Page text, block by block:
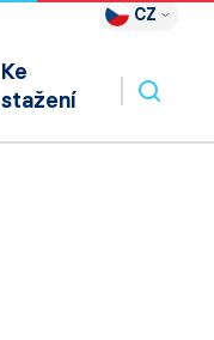
CZ
Ke
stažení